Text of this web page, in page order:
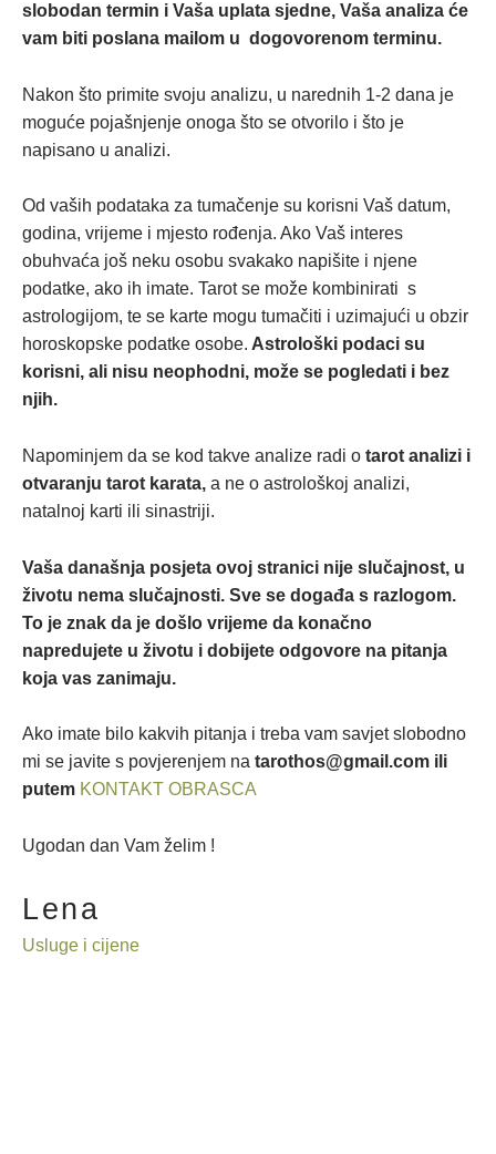
slobodan termin i Vaša uplata sjedne, Vaša analiza će
vam biti poslana mailom u dogovorenom terminu.
Nakon što primite svoju analizu, u narednih 1-2 dana je
moguće pojašnjenje onoga što se otvorilo i što je
napisano u analizi.
Od vaših podataka za tumačenje su korisni Vaš datum,
godina, vrijeme i mjesto rođenja. Ako Vaš interes
obuhvaća još neku osobu svakako napišite i njene
podatke, ako ih imate. Tarot se može kombinirati s
astrologijom, te se karte mogu tumačiti i uzimajući u obzir
horoskopske podatke osobe. Astrološki podaci su
korisni, ali nisu neophodni, može se pogledati i bez
njih.
Napominjem da se kod takve analize radi o tarot analizi i
otvaranju tarot karata, a ne o astrološkoj analizi,
natalnoj karti ili sinastriji.
Vaša današnja posjeta ovoj stranici nije slučajnost, u
životu nema slučajnosti. Sve se događa s razlogom.
To je znak da je došlo vrijeme da konačno
napredujete u životu i dobijete odgovore na pitanja
koja vas zanimaju.
Ako imate bilo kakvih pitanja i treba vam savjet slobodno
mi se javite s povjerenjem na tarothos@gmail.com ili
putem KONTAKT OBRASCA
Ugodan dan Vam želim !
Lena
Usluge i cijene